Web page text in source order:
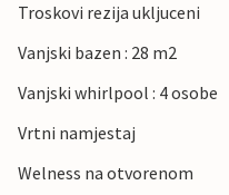
Troskovi rezija ukljuceni
Vanjski bazen : 28 m2
Vanjski whirlpool : 4 osobe
Vrtni namjestaj
Welness na otvorenom